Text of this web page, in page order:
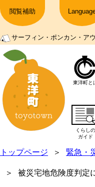
閲覧補助
サーフィン・ポンカン・ア
東洋町と
くらしの
ガイド
トップページ 緊急・
被災宅地危険度判定